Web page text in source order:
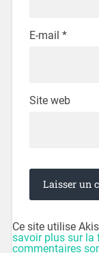
E-mail *
Site web
Ce site utilise
savoir plus sur la
commentaires